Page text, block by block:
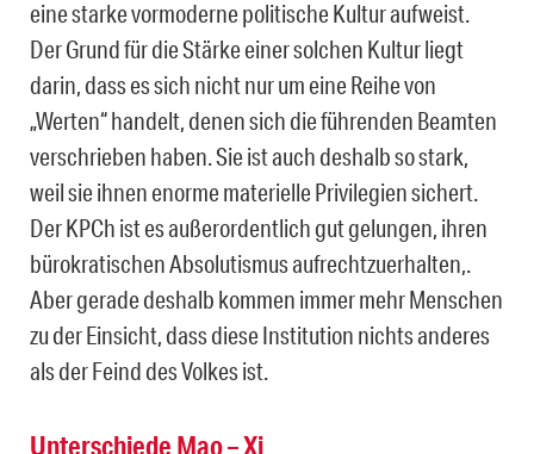
eine starke vormoderne politische Kultur aufweist.
Der Grund für die Stärke einer solchen Kultur liegt
darin, dass es sich nicht nur um eine Reihe von
„Werten“ handelt, denen sich die führenden Beamten
verschrieben haben. Sie ist auch deshalb so stark,
weil sie ihnen enorme materielle Privilegien sichert.
Der KPCh ist es außerordentlich gut gelungen, ihren
bürokratischen Absolutismus aufrechtzuerhalten,.
Aber gerade deshalb kommen immer mehr Menschen
zu der Einsicht, dass diese Institution nichts anderes
als der Feind des Volkes ist.
Unterschiede Mao – Xi